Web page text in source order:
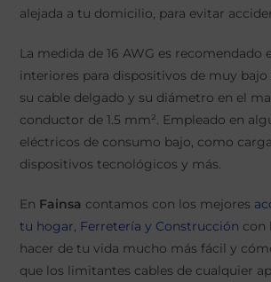
alejada a tu domicilio, para evitar
La medida de 16 AWG es recomendado
interiores para dispositivos de muy
su cable delgado y su diámetro en el
conductor de 1.5 mm². Empleado en
eléctricos de consumo bajo, como
dispositivos tecnológicos y más.
En Fainsa contamos con los mejores
tu hogar Ferretería y Construcción con
hacer de tu vida mucho más fácil y
que los limitantes cables de cualquier